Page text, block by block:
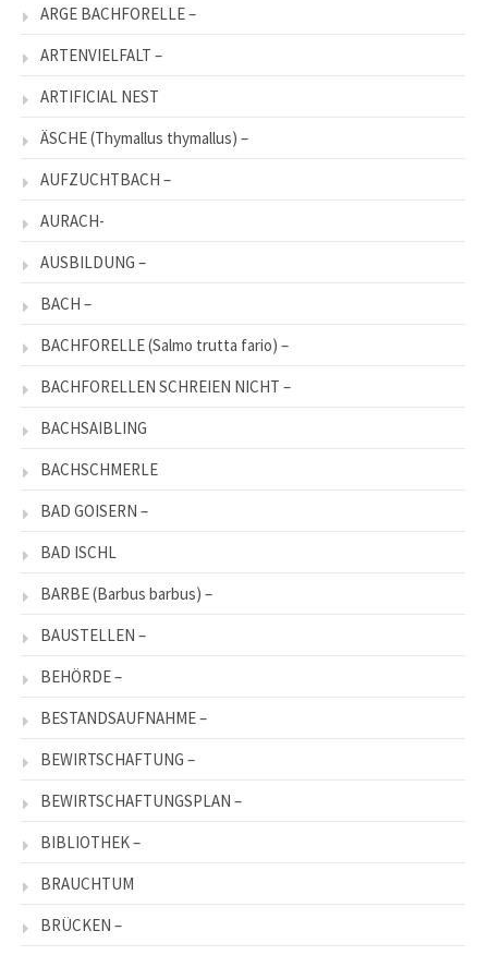
ARGE BACHFORELLE –
ARTENVIELFALT –
ARTIFICIAL NEST
ÄSCHE (Thymallus thymallus) –
AUFZUCHTBACH –
AURACH-
AUSBILDUNG –
BACH –
BACHFORELLE (Salmo trutta fario) –
BACHFORELLEN SCHREIEN NICHT –
BACHSAIBLING
BACHSCHMERLE
BAD GOISERN –
BAD ISCHL
BARBE (Barbus barbus) –
BAUSTELLEN –
BEHÖRDE –
BESTANDSAUFNAHME –
BEWIRTSCHAFTUNG –
BEWIRTSCHAFTUNGSPLAN –
BIBLIOTHEK –
BRAUCHTUM
BRÜCKEN –